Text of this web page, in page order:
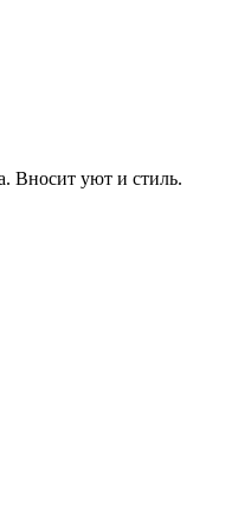
Вносит уют и стиль.